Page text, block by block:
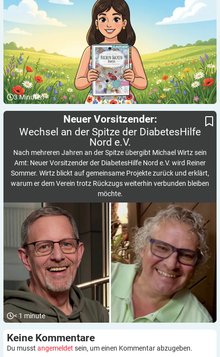
3Minuten
Neuer Vorsitzender:
Wechsel an der Spitze der DiabetesHilfe Nord e.V.
Neuer Vorsitzender:
Wechsel an der Spitze der DiabetesHilfe
Nord e.V.
Nach mehreren Jahren an der Spitze übergibt Michael Wirtz sein
Amt: Neuer Vorsitzender der DiabetesHilfe Nord e.V. wird Reiner
Sommer. Wirtz blickt auf gemeinsame Projekte zurück und erklärt,
warum er dem Verein trotz Rückzugs weiterhin verbunden bleiben
möchte.
< 1 minute
Keine Kommentare
Du musst angemeldet sein, um einen Kommentar abzugeben.